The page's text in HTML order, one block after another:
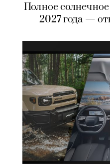
Полное
2027 года —